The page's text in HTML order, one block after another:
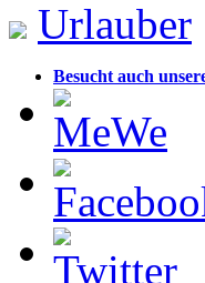
Besucht auch